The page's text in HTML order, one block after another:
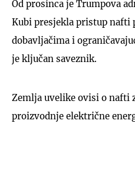
Od prosinca je Trumpova
Kubi presjekla pristup nafti
dobavljačima i
je ključan saveznik.
Zemlja uvelike ovisi o nafti
proizvodnje električne